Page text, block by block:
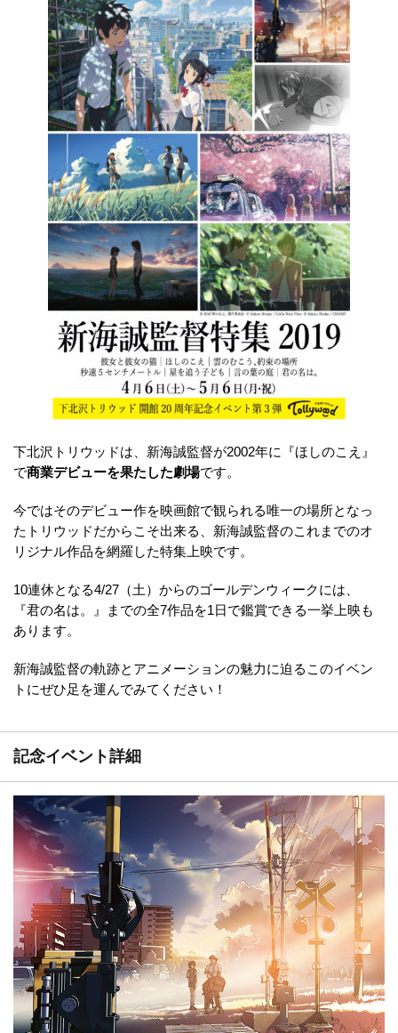
下北沢トリウッドは、新海誠監督が2002年に『ほしのこえ』
で商業デビューを果たした劇場です。
今ではそのデビュー作を映画館で観られる唯一の場所となっ
たトリウッドだからこそ出来る、新海誠監督のこれまでのオ
リジナル作品を網羅した特集上映です。
10連休となる4/27（土）からのゴールデンウィークには、
『君の名は。』までの全7作品を1日で鑑賞できる一挙上映も
あります。
新海誠監督の軌跡とアニメーションの魅力に迫るこのイベン
トにぜひ足を運んでみてください！
記念イベント詳細